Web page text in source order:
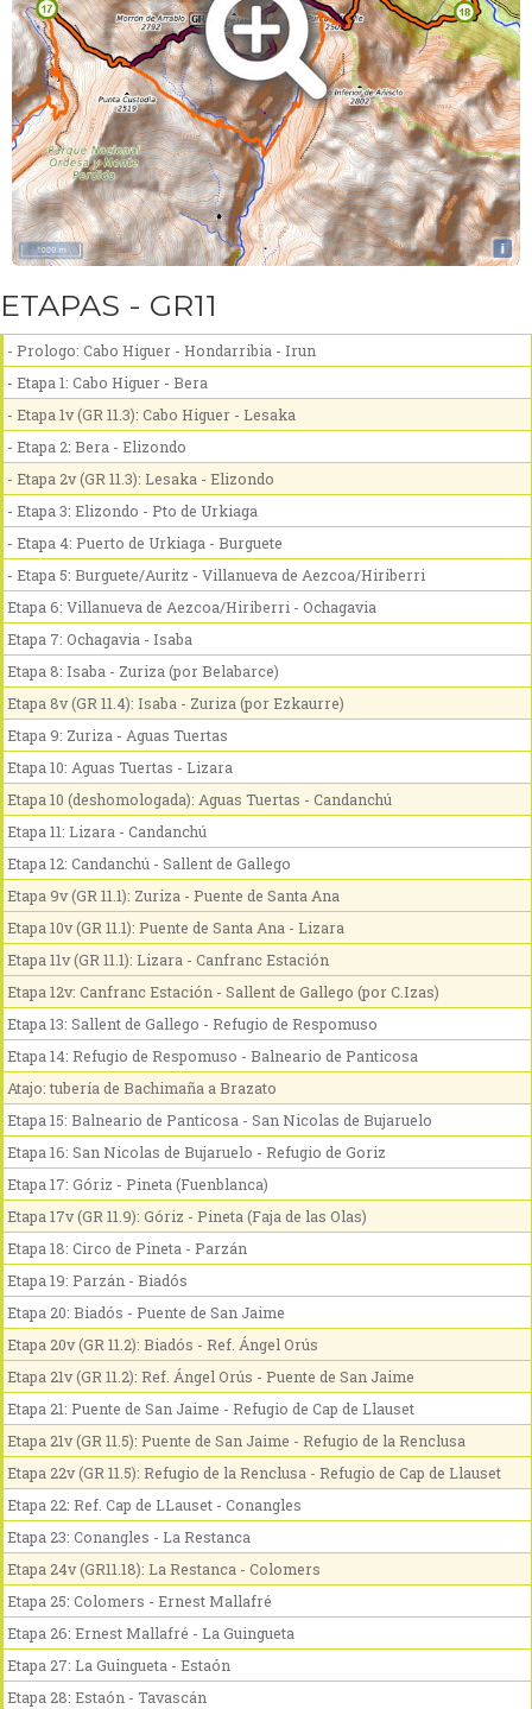
ETAPAS - GR11
- Prologo: Cabo Higuer - Hondarribia - Irun
- Etapa 1: Cabo Higuer - Bera
- Etapa 1v (GR 11.3): Cabo Higuer - Lesaka
- Etapa 2: Bera - Elizondo
- Etapa 2v (GR 11.3): Lesaka - Elizondo
- Etapa 3: Elizondo - Pto de Urkiaga
- Etapa 4: Puerto de Urkiaga - Burguete
- Etapa 5: Burguete/Auritz - Villanueva de Aezcoa/Hiriberri
Etapa 6: Villanueva de Aezcoa/Hiriberri - Ochagavia
Etapa 7: Ochagavia - Isaba
Etapa 8: Isaba - Zuriza (por Belabarce)
Etapa 8v (GR 11.4): Isaba - Zuriza (por Ezkaurre)
Etapa 9: Zuriza - Aguas Tuertas
Etapa 10: Aguas Tuertas - Lizara
Etapa 10 (deshomologada): Aguas Tuertas - Candanchú
Etapa 11: Lizara - Candanchú
Etapa 12: Candanchú - Sallent de Gallego
Etapa 9v (GR 11.1): Zuriza - Puente de Santa Ana
Etapa 10v (GR 11.1): Puente de Santa Ana - Lizara
Etapa 11v (GR 11.1): Lizara - Canfranc Estación
Etapa 12v: Canfranc Estación - Sallent de Gallego (por C.Izas)
Etapa 13: Sallent de Gallego - Refugio de Respomuso
Etapa 14: Refugio de Respomuso - Balneario de Panticosa
Atajo: tubería de Bachimaña a Brazato
Etapa 15: Balneario de Panticosa - San Nicolas de Bujaruelo
Etapa 16: San Nicolas de Bujaruelo - Refugio de Goriz
Etapa 17: Góriz - Pineta (Fuenblanca)
Etapa 17v (GR 11.9): Góriz - Pineta (Faja de las Olas)
Etapa 18: Circo de Pineta - Parzán
Etapa 19: Parzán - Biadós
Etapa 20: Biadós - Puente de San Jaime
Etapa 20v (GR 11.2): Biadós - Ref. Ángel Orús
Etapa 21v (GR 11.2): Ref. Ángel Orús - Puente de San Jaime
Etapa 21: Puente de San Jaime - Refugio de Cap de Llauset
Etapa 21v (GR 11.5): Puente de San Jaime - Refugio de la Renclusa
Etapa 22v (GR 11.5): Refugio de la Renclusa - Refugio de Cap de Llauset
Etapa 22: Ref. Cap de LLauset - Conangles
Etapa 23: Conangles - La Restanca
Etapa 24v (GR11.18): La Restanca - Colomers
Etapa 25: Colomers - Ernest Mallafré
Etapa 26: Ernest Mallafré - La Guingueta
Etapa 27: La Guingueta - Estaón
Etapa 28: Estaón - Tavascán